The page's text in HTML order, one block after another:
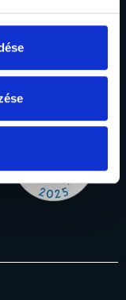
Vagyonkezelés
Intézményi
Prémium
vagyonkezelés